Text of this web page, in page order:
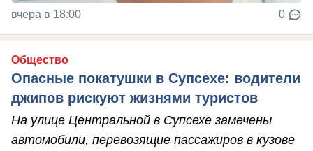
вчера в 18:00 0
Общество
Опасные покатушки в Супсехе: водители
джипов рискуют жизнями туристов
На улице Центральной в Супсехе замечены
автомобили, перевозящие пассажиров в кузове